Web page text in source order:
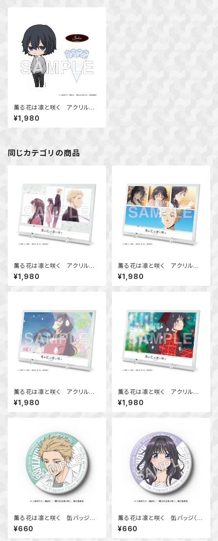
薫る花は凛と咲く アクリルスタ
ンド（夏沢 朔）
¥1,980
同じカテゴリの商品
薫る花は凛と咲く アクリルビ
ジュアルボード Ver.A
¥1,980
薫る花は凛と咲く アクリルビ
ジュアルボード Ver.B
¥1,980
薫る花は凛と咲く アクリルビ
ジュアルボード Ver.C
¥1,980
薫る花は凛と咲く アクリルビ
ジュアルボード Ver.D
¥1,980
薫る花は凛と咲く 缶バッジ
（紬 凛太郎）
¥660
薫る花は凛と咲く 缶バッジ（和
栗 薫子）
¥660